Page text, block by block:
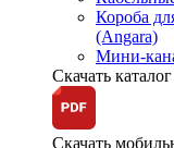
Короба
(Angara)
Мини-
Скачать каталог
Скачать